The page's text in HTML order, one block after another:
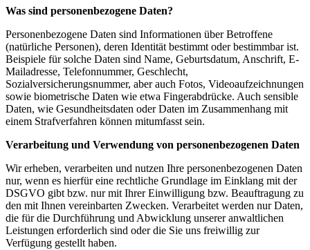
Was sind personenbezogene Daten?
Personenbezogene Daten sind Informationen über Betroffene
(natürliche Personen), deren Identität bestimmt oder bestimmbar ist.
Beispiele für solche Daten sind Name, Geburtsdatum, Anschrift, E-
Mailadresse, Telefonnummer, Geschlecht,
Sozialversicherungsnummer, aber auch Fotos, Videoaufzeichnungen
sowie biometrische Daten wie etwa Fingerabdrücke. Auch sensible
Daten, wie Gesundheitsdaten oder Daten im Zusammenhang mit
einem Strafverfahren können mitumfasst sein.
Verarbeitung und Verwendung von personenbezogenen Daten
Wir erheben, verarbeiten und nutzen Ihre personenbezogenen Daten
nur, wenn es hierfür eine rechtliche Grundlage im Einklang mit der
DSGVO gibt bzw. nur mit Ihrer Einwilligung bzw. Beauftragung zu
den mit Ihnen vereinbarten Zwecken. Verarbeitet werden nur Daten,
die für die Durchführung und Abwicklung unserer anwaltlichen
Leistungen erforderlich sind oder die Sie uns freiwillig zur
Verfügung gestellt haben.